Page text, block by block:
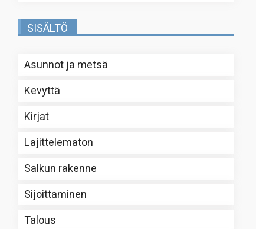
SISÄLTÖ
Asunnot ja metsä
Kevyttä
Kirjat
Lajittelematon
Salkun rakenne
Sijoittaminen
Talous